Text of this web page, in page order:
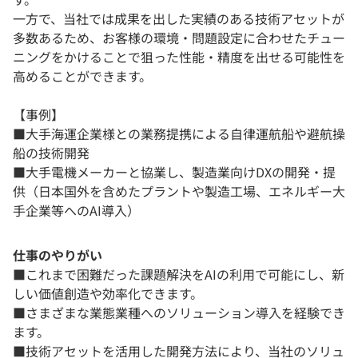
一方で、当社では成果を出した実績のある技術アセットが
多数あるため、お客様の環境・問題設定に合わせたチュー
ニングをかけることで狙った性能・精度を出せる可能性を
高めることができます。
【事例】
■大手海運企業様との業務提携による自律運航船や避航操
船の技術開発
■大手電機メーカーと協業し、製造業向けDXの開発・提
供（日本国外を含めたプラントや製造工場、エネルギー大
手企業等へのAI導入）
仕事のやりがい
■これまで困難だった課題解決をAIの利用で可能にし、新
しい価値創造や効率化できます。
■さまざまな業態業種へのソリューション導入を経験でき
ます。
■技術アセットを活用した開発方法により、当社のソリュ